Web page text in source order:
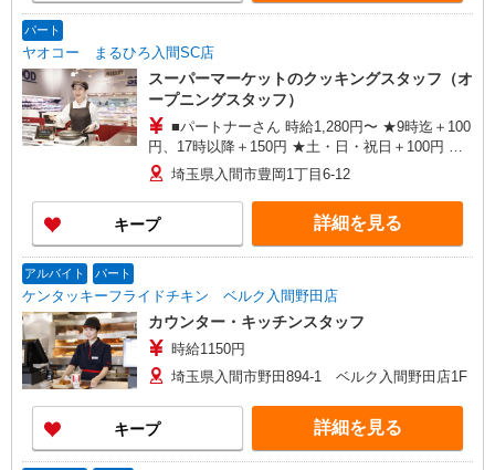
… 八王子市、立川市、府中市、調布市、狛江市
［3］千葉エリア … 千葉市緑区、船橋市、市原
市、木更津市、松戸市、柏市、流山市 ［4］埼玉
エリア … さいたま市大宮区、所沢市、入間
市、狭山市、和光市、朝霞市
パート
ヤオコー まるひろ入間SC店
スーパーマーケットのクッキングスタッフ（オ
ープニングスタッフ）
■パートナーさん 時給1,280円〜 ★9時迄＋100
円、17時以降＋150円 ★土・日・祝日＋100円 ★
賞与年2回あり
埼玉県入間市豊岡1丁目6-12
キープ 詳細を見る
アルバイト パート
ケンタッキーフライドチキン ベルク入間野田店
カウンター・キッチンスタッフ
時給1150円
埼玉県入間市野田894-1 ベルク入間野田店1F
キープ 詳細を見る